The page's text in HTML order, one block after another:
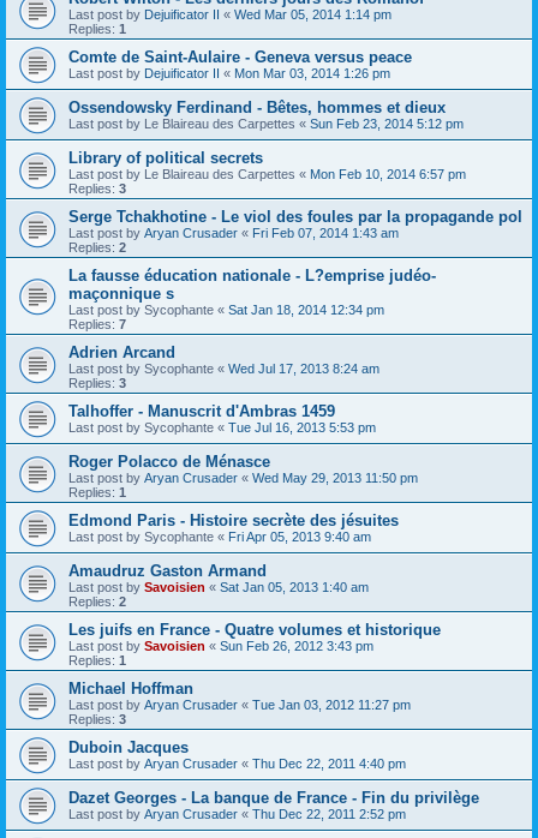
Last post by Dejuificator II « Wed Mar 05, 2014 1:14 pm
Replies: 1
Comte de Saint-Aulaire - Geneva versus peace
Last post by Dejuificator II « Mon Mar 03, 2014 1:26 pm
Ossendowsky Ferdinand - Bêtes, hommes et dieux
Last post by Le Blaireau des Carpettes « Sun Feb 23, 2014 5:12 pm
Library of political secrets
Last post by Le Blaireau des Carpettes « Mon Feb 10, 2014 6:57 pm
Replies: 3
Serge Tchakhotine - Le viol des foules par la propagande pol
Last post by Aryan Crusader « Fri Feb 07, 2014 1:43 am
Replies: 2
La fausse éducation nationale - L?emprise judéo-
maçonnique s
Last post by Sycophante « Sat Jan 18, 2014 12:34 pm
Replies: 7
Adrien Arcand
Last post by Sycophante « Wed Jul 17, 2013 8:24 am
Replies: 3
Talhoffer - Manuscrit d'Ambras 1459
Last post by Sycophante « Tue Jul 16, 2013 5:53 pm
Roger Polacco de Ménasce
Last post by Aryan Crusader « Wed May 29, 2013 11:50 pm
Replies: 1
Edmond Paris - Histoire secrète des jésuites
Last post by Sycophante « Fri Apr 05, 2013 9:40 am
Amaudruz Gaston Armand
Last post by Savoisien « Sat Jan 05, 2013 1:40 am
Replies: 2
Les juifs en France - Quatre volumes et historique
Last post by Savoisien « Sun Feb 26, 2012 3:43 pm
Replies: 1
Michael Hoffman
Last post by Aryan Crusader « Tue Jan 03, 2012 11:27 pm
Replies: 3
Duboin Jacques
Last post by Aryan Crusader « Thu Dec 22, 2011 4:40 pm
Dazet Georges - La banque de France - Fin du privilège
Last post by Aryan Crusader « Thu Dec 22, 2011 2:52 pm